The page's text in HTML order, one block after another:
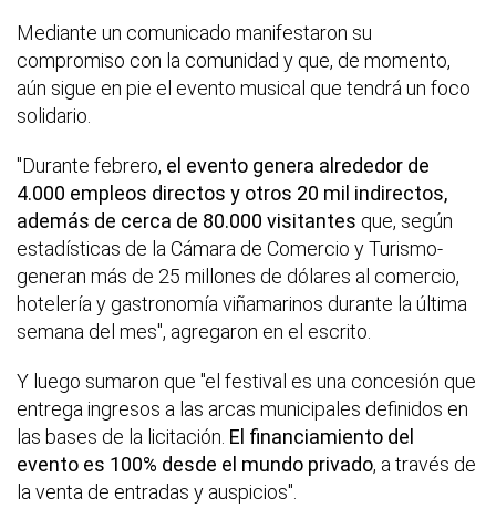
Mediante un comunicado manifestaron su
compromiso con la comunidad y que, de momento,
aún sigue en pie el evento musical que tendrá un foco
solidario.
"Durante febrero, el evento genera alrededor de
4.000 empleos directos y otros 20 mil indirectos,
además de cerca de 80.000 visitantes que, según
estadísticas de la Cámara de Comercio y Turismo-
generan más de 25 millones de dólares al comercio,
hotelería y gastronomía viñamarinos durante la última
semana del mes", agregaron en el escrito.
Y luego sumaron que "el festival es una concesión que
entrega ingresos a las arcas municipales definidos en
las bases de la licitación. El financiamiento del
evento es 100% desde el mundo privado, a través de
la venta de entradas y auspicios".